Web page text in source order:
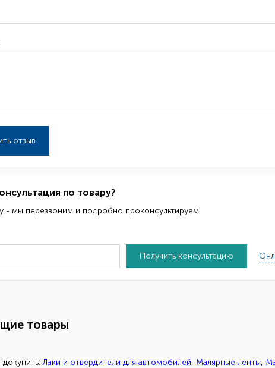
отзыв
по товару?
- мы перезвоним и подробно проконсультируем!
Получить консультацию
товары
докупить:Лаки и отвердители для автомобилей, Малярные ленты,